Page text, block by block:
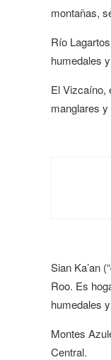
montañas,
Río
humedales
El Vizcaíno,
manglares
Sian Ka’an
Roo. Es
humedales
Montes
Central.